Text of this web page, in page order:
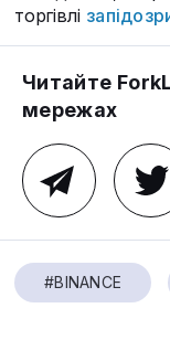
торгівлі
Читайте
мережах
#BINANCE